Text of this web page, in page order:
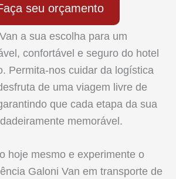
seu orçamento
a sua escolha para um
confortável e seguro do hotel
Permita-nos cuidar da logística
de uma viagem livre de
que cada etapa da sua
memorável.
hoje mesmo e experimente o
Galoni Van em transporte de